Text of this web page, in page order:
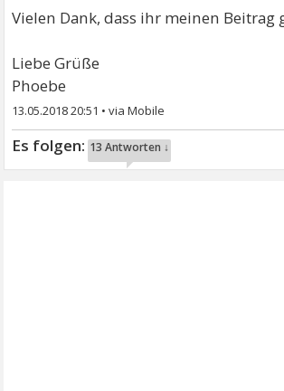
Vielen Dank, dass ihr meinen Beitrag
Liebe Grüße
Phoebe
13.05.2018 20:51 •
13 Antworten ↓